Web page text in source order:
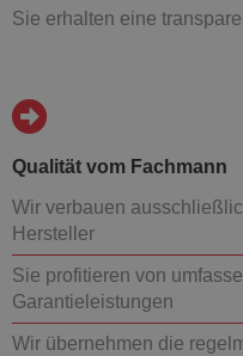
Sie erhalten eine
Qualität vom Fachmann
Wir verbauen
Hersteller
Sie profitieren von
Garantieleistungen
Wir übernehmen die